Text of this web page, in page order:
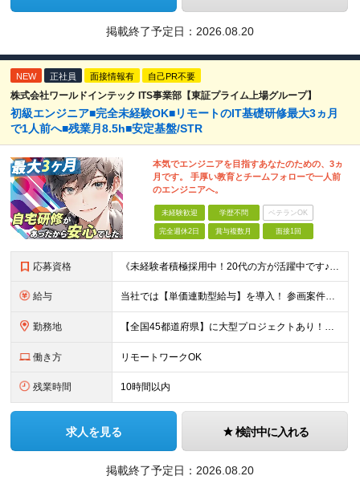
掲載終了予定日： 2026.08.20
NEW 正社員 面接情報有 自己PR不要
株式会社ワールドインテック ITS事業部【東証プライム上場グループ】
初級エンジニア■完全未経験OK■リモートのIT基礎研修最大3ヵ月
で1人前へ■残業月8.5h■安定基盤/STR
本気でエンジニアを目指すあなたのための、3ヵ
月です。 手厚い教育とチームフォローで一人前
のエンジニアへ。
未経験歓迎 学歴不問 ベテランOK
完全週休2日 賞与複数月 面接1回
応募資格 《未経験者積極採用中！20代の方が活躍中です♪》 ◎約4割が実務未経験入社！ ■学歴・職歴は一切問いません！ ■第二新卒の方もお気軽にご相談ください♪ ■入社してから数年は、転勤の可能性があります
給与 当社では【単価連動型給与】を導入！ 参画案件の契約単価に連動して給与が決定。 還元率は単価の【70％～80％】と東証プライム上場グループとして高水準です！（社会保険料・教育コスト含む） ■関東：月給
勤務地 【全国45都道府県】に大型プロジェクトあり！※ 四国・沖縄を除く 主要勤務地： 北海道/宮城県/栃木県/埼玉県/千葉県/東京都/神奈川県/愛知県/大阪府/京都府/兵庫県/広島県/福岡県/熊本県 ※勤
働き方 リモートワークOK
残業時間 10時間以内
求人を見る 検討中に入れる
掲載終了予定日： 2026.08.20